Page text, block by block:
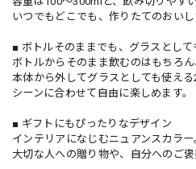
いつでもどこでも、作りたてのおいし
■ ボトルそのままでも、グラスとして
ボトルからそのまま飲むのはもちろん
本体から外してグラスとしても使える
シーンに合わせて自由に楽しめます。
■ ギフトにもぴったりなデザイン
インテリアになじむニュアンスカラー
大切な人への贈り物や、自分へのご褒